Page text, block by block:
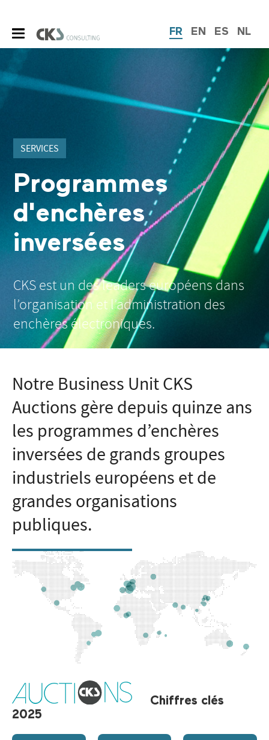
FR EN ES NL
SERVICES
Programmes
d'enchères
inversées
CKS est un des leaders européens dans
l’organisation et l’administration des
enchères électroniques.
Notre Business Unit CKS
Auctions gère depuis quinze ans
les programmes d’enchères
inversées de grands groupes
industriels européens et de
grandes organisations
publiques.
Chiffres clés
2025